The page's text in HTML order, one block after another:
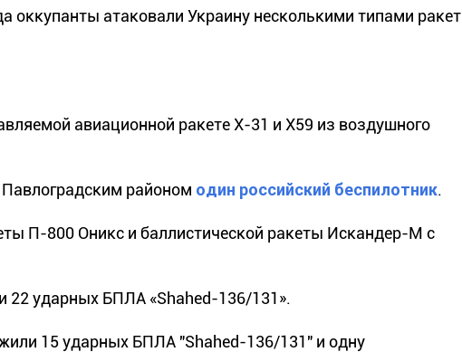
оккупанты атаковали Украину несколькими типами ракет
авиационной ракете Х-31 и Х59 из воздушного
районом один российский беспилотник.
П-800 Оникс и баллистической ракеты Искандер-М с
ударных БПЛА «Shahed-136/131».
15 ударных БПЛА "Shahed-136/131" и одну